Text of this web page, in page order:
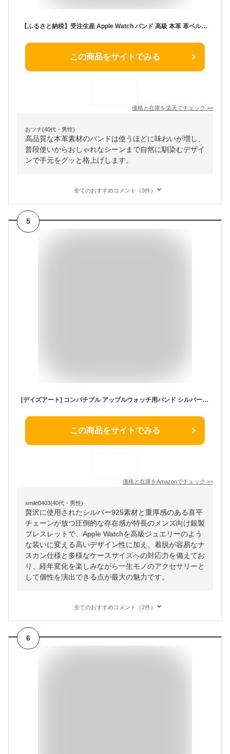
【ふるさと納税】受注生産 Apple Watch バンド 高級 本革 革ベルト DORRYS 土井宏一※Apple Watch本体は付いておりません※ 鳥取県南部町 アップルウォッチ スマートウォッチ 革 アクセサリー おしゃれ ベルト
この商品をサイトでみる
価格と在庫を楽天でチェック >>
おツナ(40代・男性)
高品質な本革素材のバンドは使うほどに味わいが増し、
普段使いからおしゃれなシーンまで自然に馴染むデザイ
ンで手元をグッと格上げします。
全てのおすすめコメント（3件）
5
[デイズアート] コンパチブル アップルウォッチ用バンド シルバー925 49mm/46mm/45mm/44mm 喜平チェーンブレス ナスカン止め メンズ 銀製
この商品をサイトでみる
価格と在庫をAmazonでチェック >>
smile0403(40代・男性)
贅沢に使用されたシルバー925素材と重厚感のある喜平
チェーンが放つ圧倒的な存在感が特長のメンズ向け銀製
ブレスレットで、Apple Watchを高級ジュエリーのよう
な装いに変える高いデザイン性に加え、着脱が容易なナ
スカン仕様と多様なケースサイズへの対応力を備えてお
り、経年変化を楽しみながら一生モノのアクセサリーと
して個性を演出できる点が最大の魅力です。
全てのおすすめコメント（2件）
6